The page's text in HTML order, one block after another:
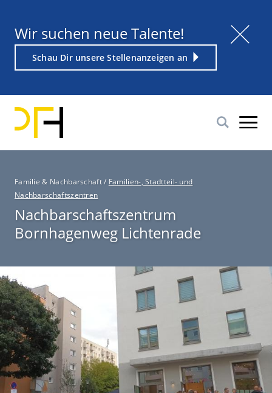
InhaltTitel
Wir suchen neue Talente!
Link
Schau Dir unsere Stellenanzeigen an
P
f
d
n
i
g
a
t
i
o
n
Familie & Nachbarschaft/ Familien-, Stadtteil- und
Nachbarschaftszentren
Nachbarschaftszentrum
Bornhagenweg Lichtenrade